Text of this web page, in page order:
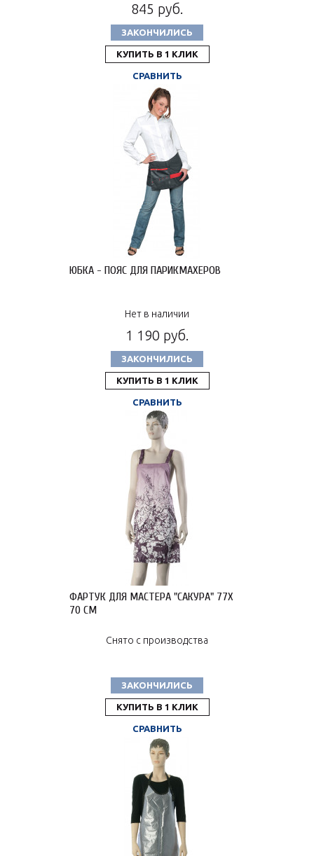
845 руб.
ЗАКОНЧИЛИСЬ
КУПИТЬ В 1 КЛИК
СРАВНИТЬ
ЮБКА - ПОЯС ДЛЯ ПАРИКМАХЕРОВ
Нет в наличии
1 190 руб.
ЗАКОНЧИЛИСЬ
КУПИТЬ В 1 КЛИК
СРАВНИТЬ
ФАРТУК ДЛЯ МАСТЕРА "САКУРА" 77X
70 СМ
Снято с производства
ЗАКОНЧИЛИСЬ
КУПИТЬ В 1 КЛИК
СРАВНИТЬ